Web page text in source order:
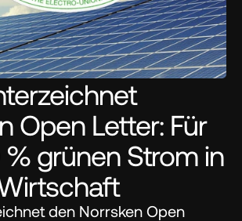
Open Letter: Für
grünen Strom in
den Norrsken Open